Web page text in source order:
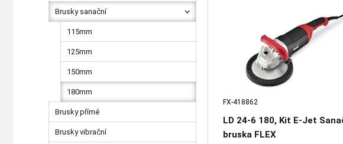
FX-418862
LD 24-6 180, Kit E-Jet
bruska FLEX
Brusky sanační
115mm
125mm
150mm
180mm
Brusky přímé
Brusky vibrační